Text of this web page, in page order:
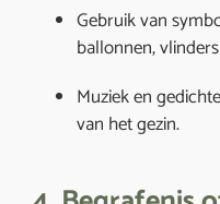
Gebruik van
ballonnen,
Muziek en
van het gezin.